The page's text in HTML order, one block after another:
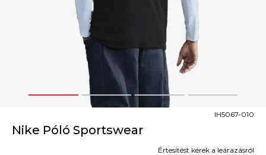
1 2 3 4
Nike Póló Sportswear
IH5067-010
Értesítést kérek a leárazásról